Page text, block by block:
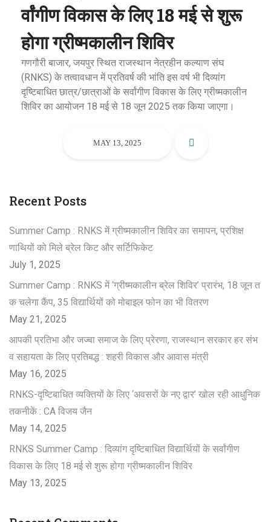
र्वांगीण विकास के लिए 18 मई से शुरू
होगा ग्रीष्मकालीन शिविर
गणगौरी बाजार, जयपुर स्थित राजस्थान नेत्रहीन कल्याण संघ
(RNKS) के तत्वावधान में प्रतिवर्ष की भांति इस वर्ष भी दिव्यांग
दृष्टिबाधित छात्र/छात्राओं के सर्वांगीण विकास के लिए ग्रीष्मकालीन
शिविर का आयोजन 18 मई से 18 जून 2025 तक किया जाएगा।
MAY 13, 2025
Recent Posts
Summer Camp : RNKS में ग्रीष्मकालीन शिविर का समापन, प्रशिक्ष
णाथियों को मिले ब्रेल किट और सर्टिफिकेट
July 1, 2025
Summer Camp : RNKS में ‘ग्रीष्मकालीन ब्रेल शिविर’ प्रारंभ, 18 जून त
क चलेगा कैंप, 35 विद्यार्थियों को मोबाइल फोन का भी वितरण
May 21, 2025
आपकी प्रतिभा और जज्बा समाज के लिए प्रेरणा, राजस्थान सरकार हर संभ
व सहायता के लिए प्रतिबद्ध : शहरी विकास और आवास मंत्री
May 16, 2025
RNKS-दृष्टिबाधित व्यक्तियों के लिए ‘अवसरों के नए द्वार’ खोल रही आधुनिक
तकनीकें : CA विजय जैन
May 14, 2025
RNKS Summer Camp : दिव्यांग दृष्टिबाधित विद्यार्थियों के सर्वांगीण
विकास के लिए 18 मई से शुरू होगा ग्रीष्मकालीन शिविर
May 13, 2025